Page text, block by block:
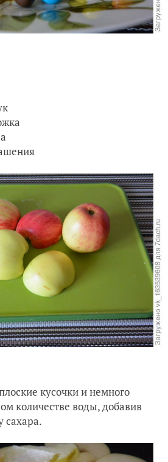
кусочки инемного
количестве воды, добавив
сахара.